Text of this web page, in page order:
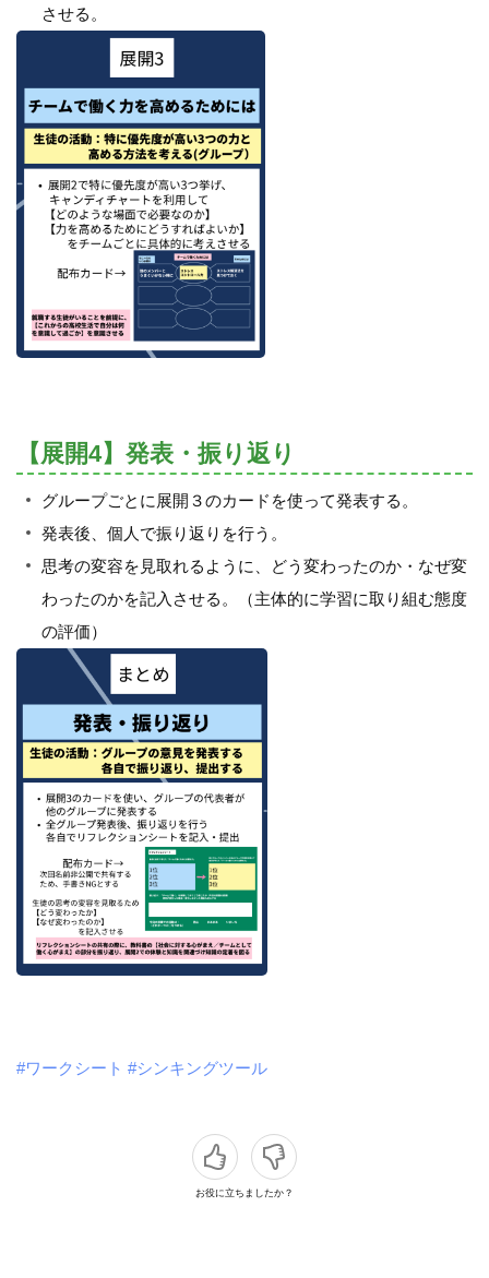
させる。
【展開4】発表・振り返り
グループごとに展開３のカードを使って発表する。
発表後、個人で振り返りを行う。
思考の変容を見取れるように、どう変わったのか・なぜ変
わったのかを記入させる。（主体的に学習に取り組む態度
の評価）
#ワークシート #シンキングツール
お役に立ちましたか？